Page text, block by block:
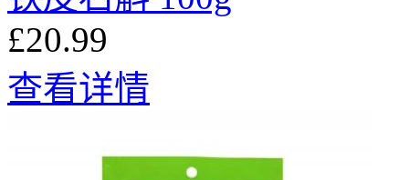
£20.99
查看详情